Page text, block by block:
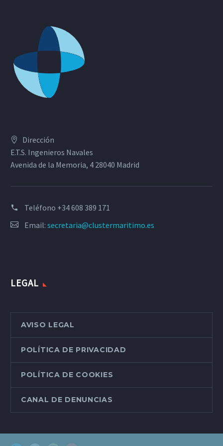
Dirección
E.T.S. Ingenieros Navales
Avenida de la Memoria, 4 28040 Madrid
Teléfono +34 608 389 171
Email: secretaria@clustermaritimo.es
LEGAL
AVISO LEGAL
POLÍTICA DE PRIVACIDAD
POLÍTICA DE COOKIES
CANAL DE DENUNCIAS